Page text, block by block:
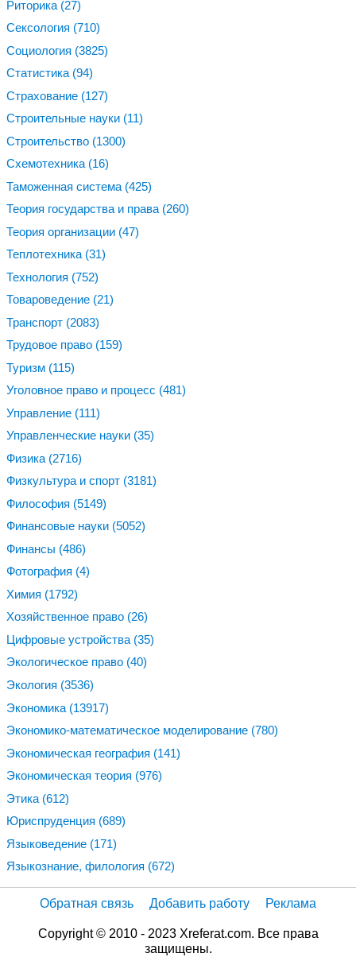
Риторика (27)
Сексология (710)
Социология (3825)
Статистика (94)
Страхование (127)
Строительные науки (11)
Строительство (1300)
Схемотехника (16)
Таможенная система (425)
Теория государства и права (260)
Теория организации (47)
Теплотехника (31)
Технология (752)
Товароведение (21)
Транспорт (2083)
Трудовое право (159)
Туризм (115)
Уголовное право и процесс (481)
Управление (111)
Управленческие науки (35)
Физика (2716)
Физкультура и спорт (3181)
Философия (5149)
Финансовые науки (5052)
Финансы (486)
Фотография (4)
Химия (1792)
Хозяйственное право (26)
Цифровые устройства (35)
Экологическое право (40)
Экология (3536)
Экономика (13917)
Экономико-математическое моделирование (780)
Экономическая география (141)
Экономическая теория (976)
Этика (612)
Юриспруденция (689)
Языковедение (171)
Языкознание, филология (672)
Обратная связь Добавить работу Реклама
Copyright © 2010 - 2023 Xreferat.com. Все права
защищены.